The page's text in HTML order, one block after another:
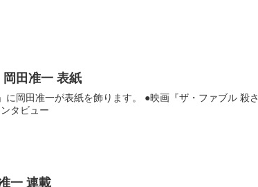
田准一 表紙
岡田准一が表紙を飾ります。 ●映画『ザ・ファブル 殺さ
タビュー
一 連載